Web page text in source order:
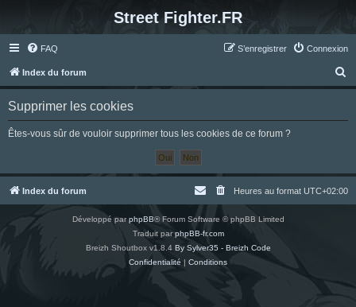
Street Fighter.FR
FAQ Connexion
S’enregistrer
Index du forum
e
h
Supprimer les cookies
Êtes-vous sûr de vouloir supprimer tous les cookies de ce forum ?
Index du forum Heures au format UTC+02:00
Développé parphpBB® Forum Software © phpBB Limited
Traduit parphpBB-fr.com
Breizh Shoutbox v1.8.4 By Sylver35 - Breizh Code
Confidentialité | Conditions